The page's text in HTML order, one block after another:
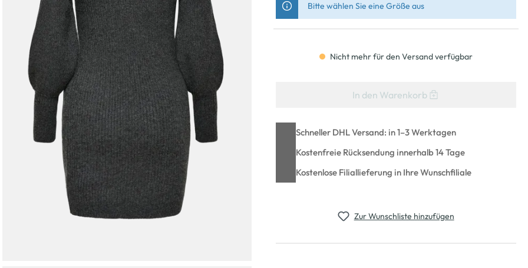
Bitte wählen Sie eine Größe aus
Nicht mehr für den Versand verfügbar
In den Warenkorb
Schneller DHL Versand: in 1–3 Werktagen
Kostenfreie Rücksendung innerhalb 14 Tage
Kostenlose Filiallieferung in Ihre Wunschfiliale
Zur Wunschliste hinzufügen